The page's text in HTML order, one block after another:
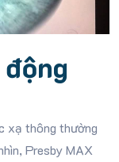
xạ thông thường
Presby MAX